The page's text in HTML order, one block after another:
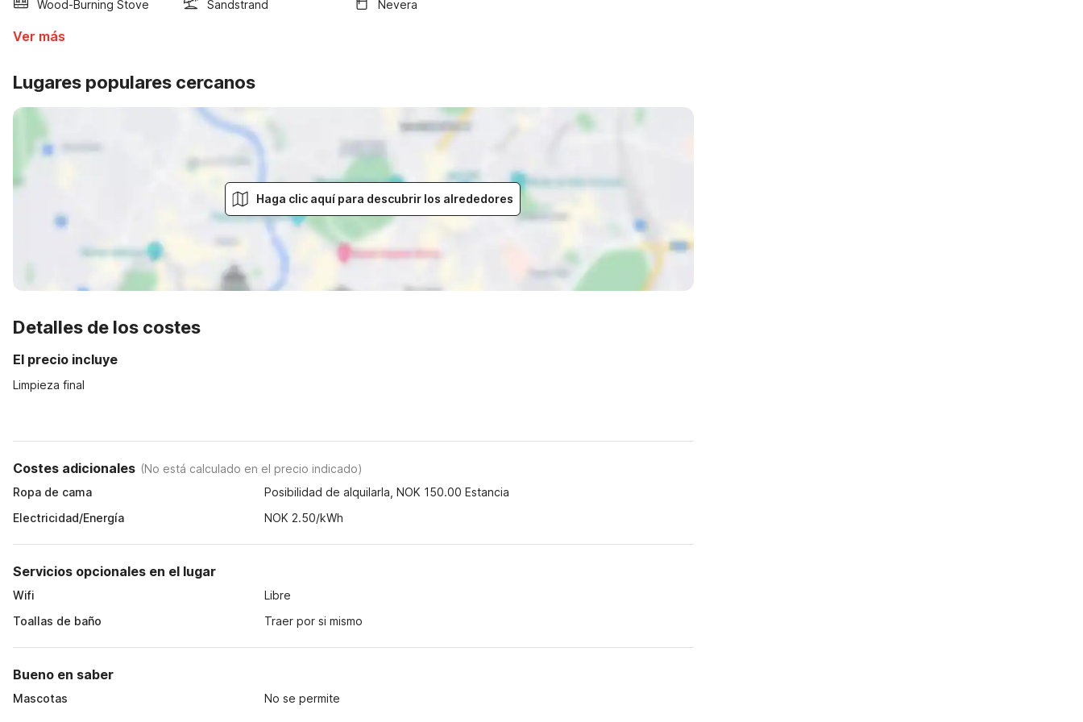
Wood-Burning Stove Sandstrand Nevera
Ver más
Lugares populares cercanos
Haga clic aquí para descubrir los alrededores
Detalles de los costes
El precio incluye
Limpieza final
Costes adicionales (No está calculado en el precio indicado)
Ropa de cama
Posibilidad de alquilarla, NOK 150.00 Estancia
Electricidad/Energía
NOK 2.50/kWh
Servicios opcionales en el lugar
Wifi
Libre
Toallas de baño
Traer por si mismo
Bueno en saber
Mascotas No se permite